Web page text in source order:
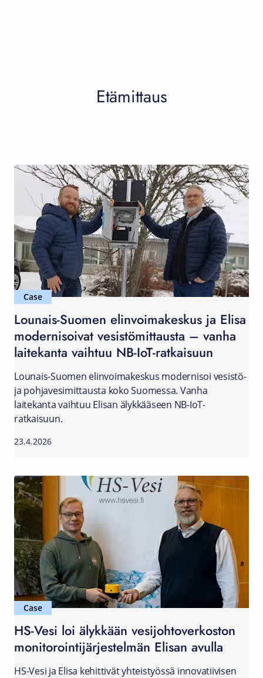
Etämittaus
Case
Lounais-Suomen elinvoimakeskus ja Elisa
modernisoivat vesistömittausta – vanha
laitekanta vaihtuu NB-IoT-ratkaisuun
Lounais-Suomen elinvoimakeskus modernisoi vesistö-
ja pohjavesimittausta koko Suomessa. Vanha
laitekanta vaihtuu Elisan älykkääseen NB-IoT-
ratkaisuun.
23.4.2026
Case
HS-Vesi loi älykkään vesijohtoverkoston
monitorointijärjestelmän Elisan avulla
HS-Vesi ja Elisa kehittivät yhteistyössä innovatiivisen